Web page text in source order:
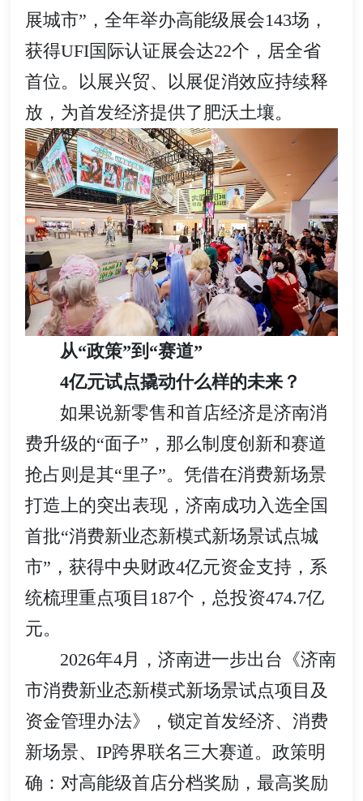
展城市”，全年举办高能级展会143场，
获得UFI国际认证展会达22个，居全省
首位。以展兴贸、以展促消效应持续释
放，为首发经济提供了肥沃土壤。
从“政策”到“赛道”
4亿元试点撬动什么样的未来？
如果说新零售和首店经济是济南消
费升级的“面子”，那么制度创新和赛道
抢占则是其“里子”。凭借在消费新场景
打造上的突出表现，济南成功入选全国
首批“消费新业态新模式新场景试点城
市”，获得中央财政4亿元资金支持，系
统梳理重点项目187个，总投资474.7亿
元。
2026年4月，济南进一步出台《济南
市消费新业态新模式新场景试点项目及
资金管理办法》，锁定首发经济、消费
新场景、IP跨界联名三大赛道。政策明
确：对高能级首店分档奖励，最高奖励